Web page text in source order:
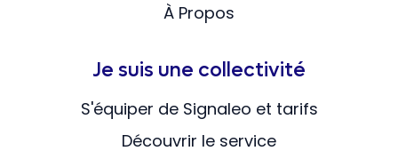
À Propos
Je suis une collectivité
S'équiper de Signaleo et tarifs
Découvrir le service